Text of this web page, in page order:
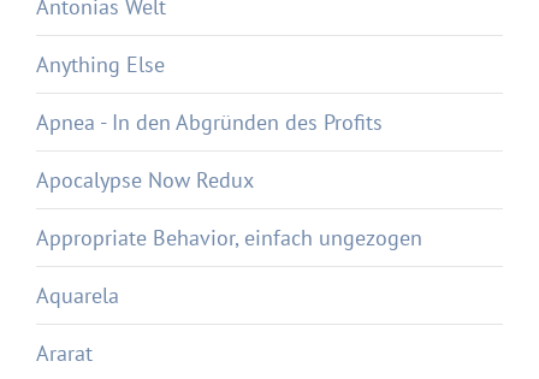
Antonias Welt
Anything Else
Apnea - In den Abgründen des Profits
Apocalypse Now Redux
Appropriate Behavior, einfach ungezogen
Aquarela
Ararat